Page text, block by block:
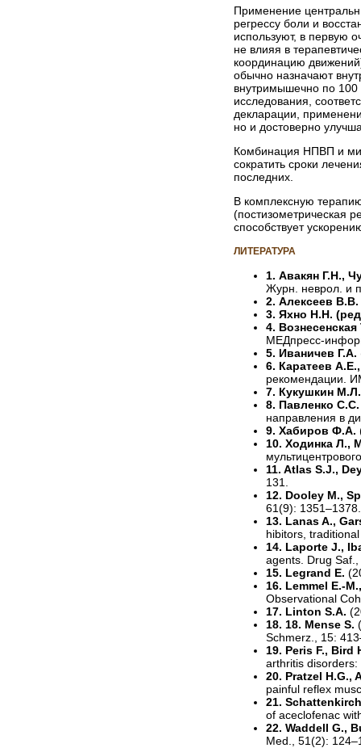
Применение
регрессу боли и
используют, в первую
не влияя в
координацию
обычно назначают
внутримышечно по 100
исследования,
декларации,
но и достоверно
Комбинация НПВП и
сократить сроки
последних.
В комплексную
(постизометрическая
способствует
ЛИТЕРАТУРА
1. Авакян Г.Н.,
Журн. неврол. и
2. Алексеев В.В.
3. Яхно Н.Н.
4. Вознесенская
МЕДпресс-
5. Иваничев Г.А.
6. Каратеев
рекомендации.
7. Кукушкин
8. Павленко
направления в
9. Хабиров Ф.А.
10. Ходинка Л.,
11. Atlas S.J.,
131.
12. Dooley M.,
61(9): 1351–1378.
13. Lanas A.,
hibitors,
14. Laporte J.,
agents. Drug
15. Legrand E.
16. Lemmel E.-
Observational
17. Linton S.A.
18. 18. Mense S.
Schmerz., 15:
19. Peris F., Bird
arthritis
20. Pratzel H.G.,
painful reflex
21.
of aceclofenac
22. Waddell G.,
Med., 51(2):